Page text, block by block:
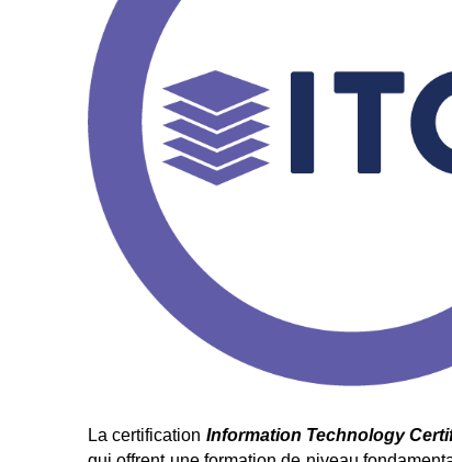
La certification Information Technology